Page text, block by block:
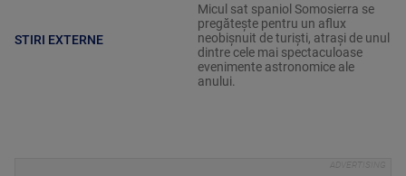
STIRI EXTERNE
Micul sat spaniol Somosierra se
pregătește pentru un aflux
neobișnuit de turiști, atrași de unul
dintre cele mai spectaculoase
evenimente astronomice ale
anului.